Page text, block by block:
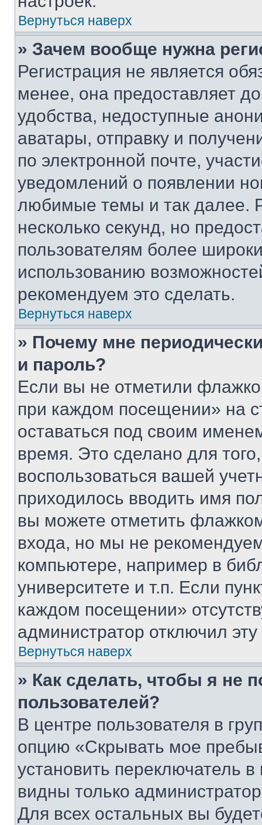
Вернуться наверх
» Зачем вообще нужна
Регистрация не является
менее, она предоставляет
удобства, недоступные
аватары, отправку и
по электронной почте,
уведомлений о появлении
любимые темы и так далее.
несколько секунд, но
пользователям более
использованию
рекомендуем это сделать.
Вернуться наверх
» Почему мне
и пароль?
Если вы не отметили
при каждом посещении» на
оставаться под своим
время. Это сделано для
воспользоваться вашей
приходилось вводить имя
вы можете отметить
входа, но мы не
компьютере, например в
университете и т.п. Если
каждом посещении»
администратор отключил
Вернуться наверх
» Как сделать, чтобы я не
пользователей?
В центре пользователя в
опцию «Скрывать мое
установить переключатель
видны только
Для всех остальных вы